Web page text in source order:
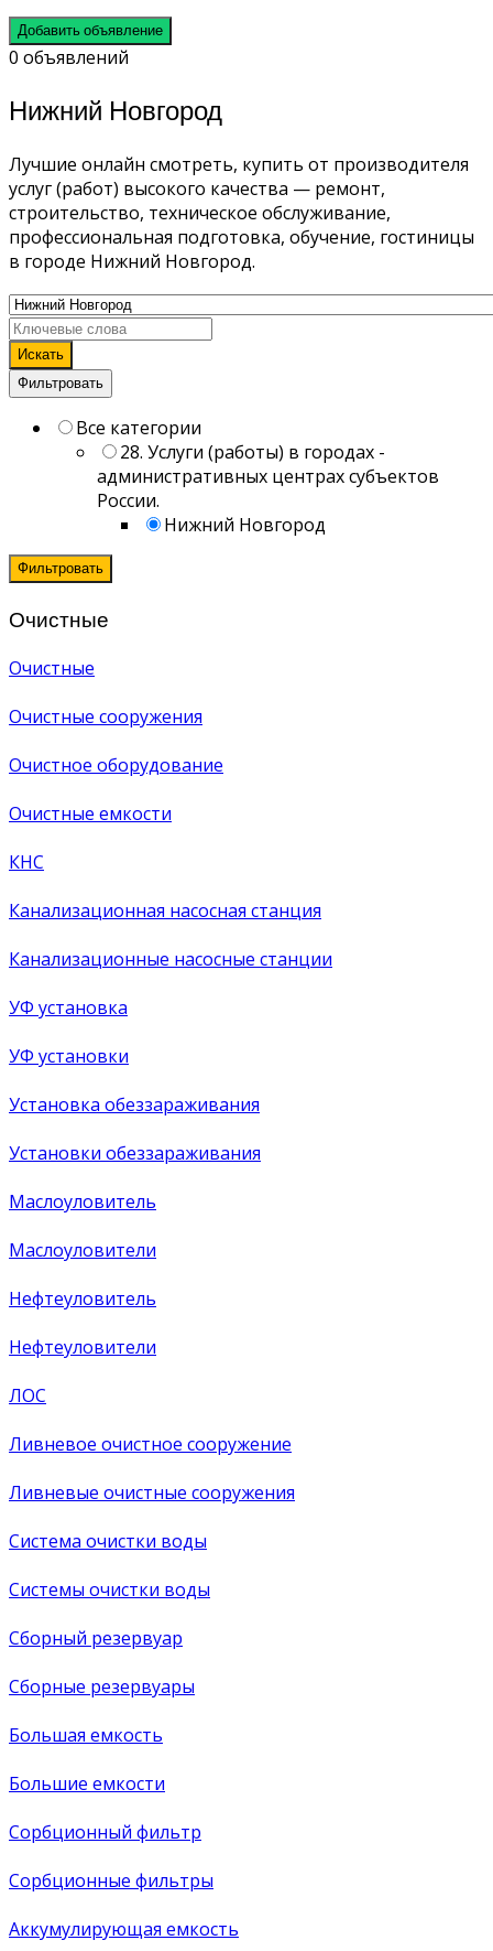
Добавить объявление
0 объявлений
Нижний Новгород
Лучшие онлайн смотреть, купить от производителя
услуг (работ) высокого качества — ремонт,
строительство, техническое обслуживание,
профессиональная подготовка, обучение, гостиницы
в городе Нижний Новгород.
Искать
Фильтровать
Все категории
28. Услуги (работы) в городах -
административных центрах субъектов
России.
Нижний Новгород
Фильтровать
Очистные
Очистные
Очистные сооружения
Очистное оборудование
Очистные емкости
КНС
Канализационная насосная станция
Канализационные насосные станции
УФ установка
УФ установки
Установка обеззараживания
Установки обеззараживания
Маслоуловитель
Маслоуловители
Нефтеуловитель
Нефтеуловители
ЛОС
Ливневое очистное сооружение
Ливневые очистные сооружения
Система очистки воды
Системы очистки воды
Сборный резервуар
Сборные резервуары
Большая емкость
Большие емкости
Сорбционный фильтр
Сорбционные фильтры
Аккумулирующая емкость